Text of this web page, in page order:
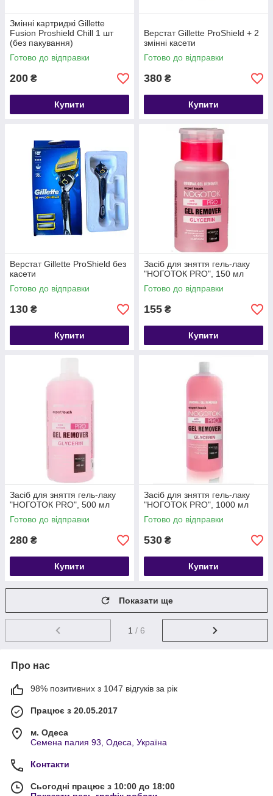
Змінні картриджі Gillette
Fusion Proshield Chill 1 шт
(без пакування)
Готово до відправки
200 ₴
Купити
Верстат Gillette ProShield + 2
змінні касети
Готово до відправки
380 ₴
Купити
Верстат Gillette ProShield без
касети
Готово до відправки
130 ₴
Купити
Засіб для зняття гель-лаку
"НОГОТОК PRO", 150 мл
Готово до відправки
155 ₴
Купити
Засіб для зняття гель-лаку
"НОГОТОК PRO", 500 мл
Готово до відправки
280 ₴
Купити
Засіб для зняття гель-лаку
"НОГОТОК PRO", 1000 мл
Готово до відправки
530 ₴
Купити
Показати ще
1 / 6
Про нас
98% позитивних з 1047 відгуків за рік
Працює з 20.05.2017
м. Одеса
Семена палия 93, Одеса, Україна
Контакти
Сьогодні працює з 10:00 до 18:00